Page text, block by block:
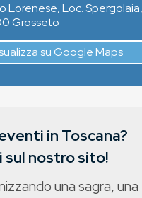
Lorenese, Loc. Spergolaia,
Grosseto
su Google Maps
in Toscana?
sul nostro sito!
una sagra,